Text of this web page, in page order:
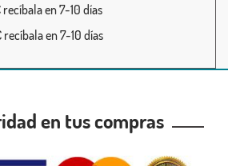
en 7-10 días
en 7-10 días
en tus compras